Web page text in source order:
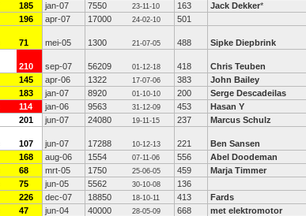
185 jan-07 7550 23-11-10 163 Jack Dekker*
196 apr-07 17000 24-02-10 501
71 mei-05 1300 21-07-05 488 Sipke Diepbrink
210 sep-07 56209 01-12-18 418 Chris Teuben
145 apr-06 1322 17-07-06 383 John Bailey
183 jan-07 8920 01-10-10 200 Serge Descadeilas
114 jan-06 9563 31-12-09 453 Hasan Y
201 jun-07 24080 19-11-15 237 Marcus Schulz
107 jun-07 17288 10-12-13 221 Ben Sansen
168 aug-06 1554 07-11-06 556 Abel Doodeman
68 mrt-05 1750 25-06-05 459 Marja Timmer
75 jun-05 5562 30-10-08 136
226 dec-07 18850 18-10-11 413 Fards
47 jun-04 40000 28-05-09 668 met elektromotor